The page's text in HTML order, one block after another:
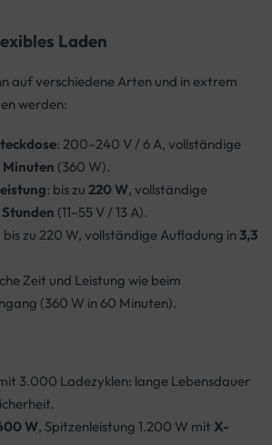
Laden
auf verschiedene Arten und in extrem
werden:
: 200–240 V / 6 A, vollständige
(360 W).
: bis zu220 W, vollständige
Stunden (11–55 V / 13 A).
bis zu 220 W, vollständige Aufladung in3,3
Zeit und Leistung wie beim
(360 W in 60 Minuten).
3.000 Ladezyklen: lange Lebensdauer
W, Spitzenleistung 1.200 W mitX-